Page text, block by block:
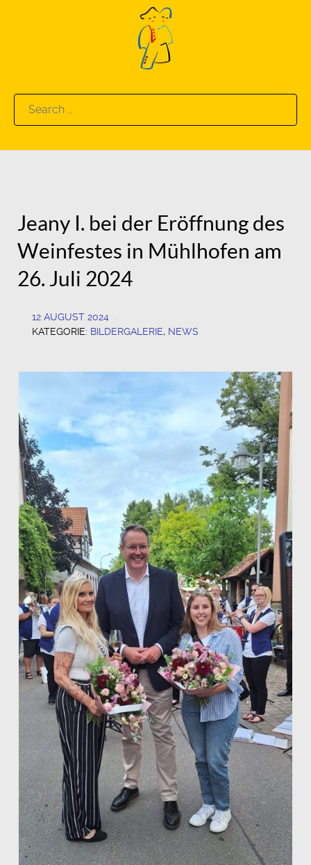
Search
for:
Jeany I. bei der Eröffnung des
Weinfestes in Mühlhofen am
26. Juli 2024
12 AUGUST 2024
KATEGORIE: BILDERGALERIE, NEWS